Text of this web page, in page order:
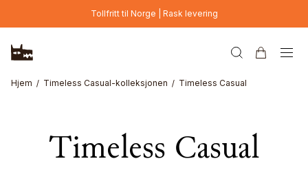
Hopp til hovedinnholdTollfritt til Norge | Rask levering
Hjem Timeless Casual-kolleksjonen Timeless Casual
Timeless Casual